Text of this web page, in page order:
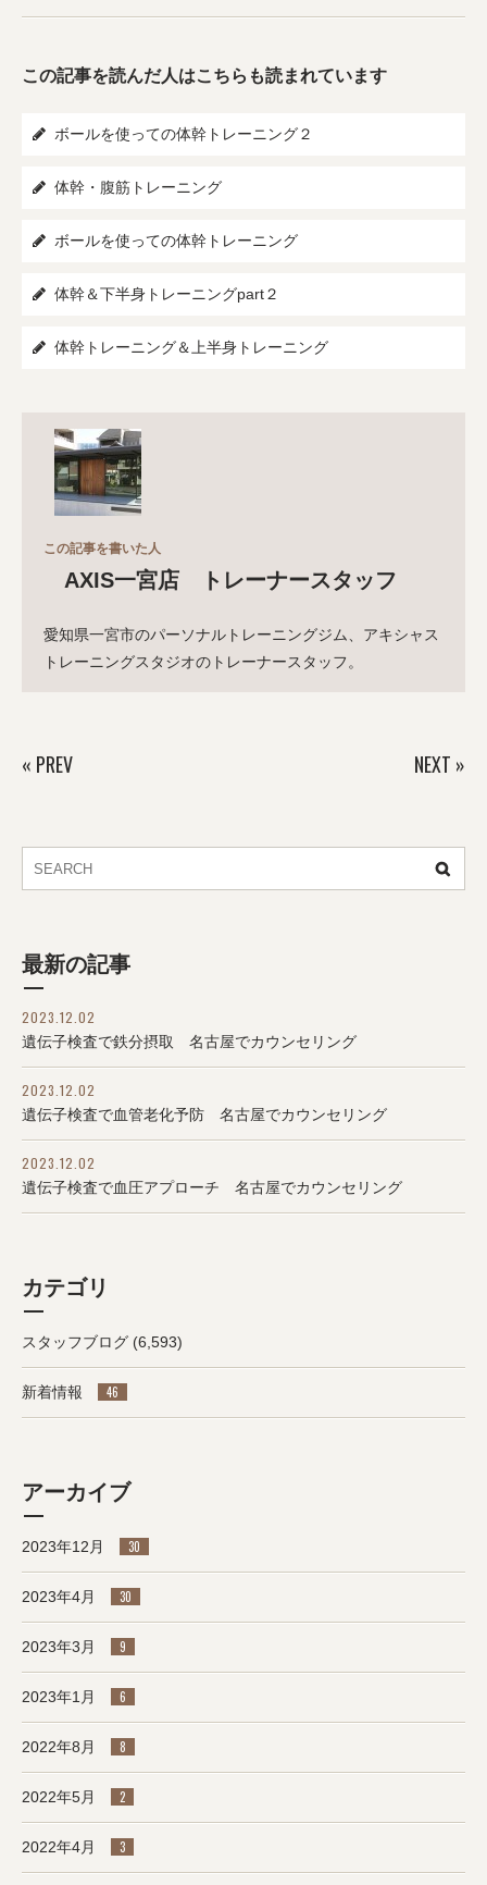
この記事を読んだ人はこちらも読まれています
ボールを使っての体幹トレーニング２
体幹・腹筋トレーニング
ボールを使っての体幹トレーニング
体幹＆下半身トレーニングpart２
体幹トレーニング＆上半身トレーニング
この記事を書いた人
AXIS一宮店 トレーナースタッフ
愛知県一宮市のパーソナルトレーニングジム、アキシャス
トレーニングスタジオのトレーナースタッフ。
« PREV NEXT »
最新の記事
2023.12.02
遺伝子検査で鉄分摂取 名古屋でカウンセリング
2023.12.02
遺伝子検査で血管老化予防 名古屋でカウンセリング
2023.12.02
遺伝子検査で血圧アプローチ 名古屋でカウンセリング
カテゴリ
スタッフブログ (6,593)
新着情報 46
アーカイブ
2023年12月 30
2023年4月 30
2023年3月 9
2023年1月 6
2022年8月 8
2022年5月 2
2022年4月 3